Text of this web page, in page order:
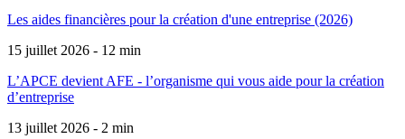
Les aides financières pour la création d'une entreprise (2026)
15 juillet 2026 - 12 min
L’APCE devient AFE - l’organisme qui vous aide pour la création
d’entreprise
13 juillet 2026 - 2 min